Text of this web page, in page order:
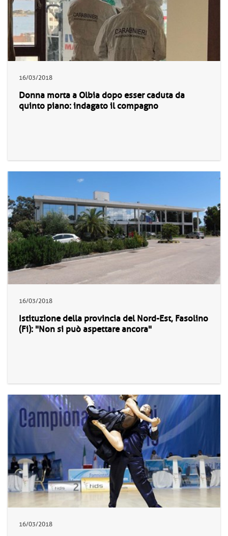
16/03/2018
Donna morta a Olbia dopo esser caduta da
quinto piano: indagato il compagno
16/03/2018
Istituzione della provincia del Nord-Est, Fasolino
(Fi): "Non si può aspettare ancora"
16/03/2018